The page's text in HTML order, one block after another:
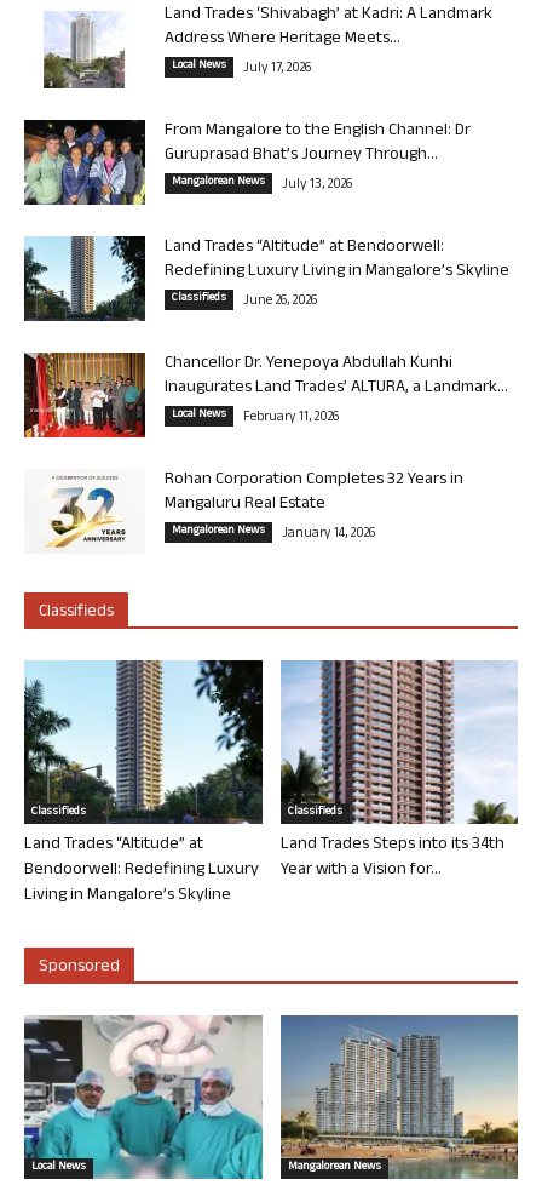
Land Trades ‘Shivabagh’ at Kadri: A Landmark
Address Where Heritage Meets...
Local News July 17, 2026
From Mangalore to the English Channel: Dr
Guruprasad Bhat’s Journey Through...
Mangalorean News July 13, 2026
Land Trades “Altitude” at Bendoorwell:
Redefining Luxury Living in Mangalore’s Skyline
Classifieds June 26, 2026
Chancellor Dr. Yenepoya Abdullah Kunhi
Inaugurates Land Trades’ ALTURA, a Landmark...
Local News February 11, 2026
Rohan Corporation Completes 32 Years in
Mangaluru Real Estate
Mangalorean News January 14, 2026
Classifieds
Classifieds
Land Trades “Altitude” at
Bendoorwell: Redefining Luxury
Living in Mangalore’s Skyline
Classifieds
Land Trades Steps into its 34th
Year with a Vision for...
Sponsored
Local News Mangalorean News